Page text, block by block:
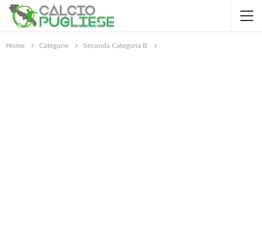
Home Categorie Seconda Categoria B